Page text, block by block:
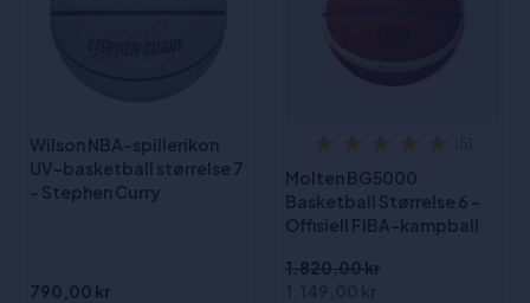
Wilson NBA-spillerikon
UV-basketball størrelse 7
- Stephen Curry
790,00 kr
Molten BG5000
Basketball Størrelse 6 -
Offisiell FIBA-kampball
1.820,00 kr
1.149,00 kr